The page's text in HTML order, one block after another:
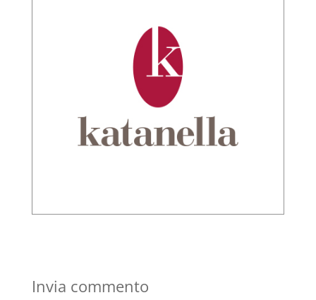
Invia commento